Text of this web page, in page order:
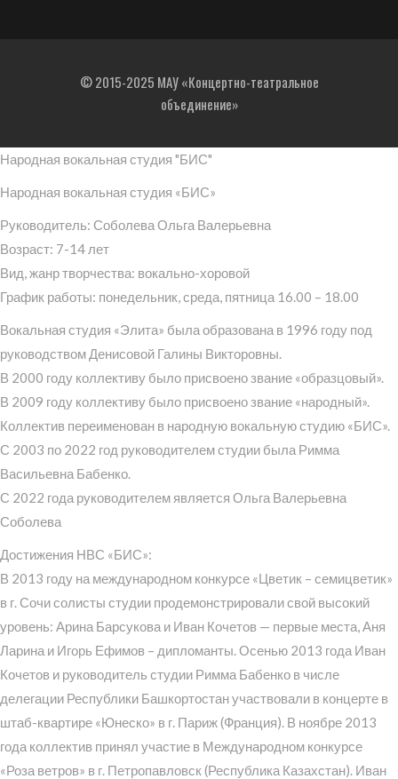
© 2015-2025 МАУ «Концертно-театральное
объединение»
Народная вокальная студия "БИС"
Народная вокальная студия «БИС»
Руководитель: Соболева Ольга Валерьевна
Возраст: 7-14 лет
Вид, жанр творчества: вокально-хоровой
График работы: понедельник, среда, пятница 16.00 – 18.00
Вокальная студия «Элита» была образована в 1996 году под
руководством Денисовой Галины Викторовны.
В 2000 году коллективу было присвоено звание «образцовый».
В 2009 году коллективу было присвоено звание «народный».
Коллектив переименован в народную вокальную студию «БИС».
С 2003 по 2022 год руководителем студии была Римма
Васильевна Бабенко.
С 2022 года руководителем является Ольга Валерьевна
Соболева
Достижения НВС «БИС»:
В 2013 году на международном конкурсе «Цветик – семицветик»
в г. Сочи солисты студии продемонстрировали свой высокий
уровень: Арина Барсукова и Иван Кочетов — первые места, Аня
Ларина и Игорь Ефимов – дипломанты. Осенью 2013 года Иван
Кочетов и руководитель студии Римма Бабенко в числе
делегации Республики Башкортостан участвовали в концерте в
штаб-квартире «Юнеско» в г. Париж (Франция). В ноябре 2013
года коллектив принял участие в Международном конкурсе
«Роза ветров» в г. Петропавловск (Республика Казахстан). Иван